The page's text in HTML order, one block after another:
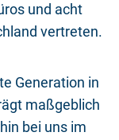
und acht
vertreten.
Generation in
maßgeblich
bei uns im